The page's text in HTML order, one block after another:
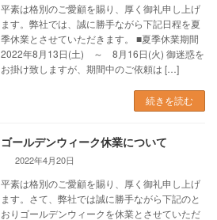
平素は格別のご愛顧を賜り、厚く御礼申し上げ
ます。弊社では、誠に勝手ながら下記日程を夏
季休業とさせていただきます。 ■夏季休業期間
2022年8月13日(土) ～ 8月16日(火) 御迷惑を
お掛け致しますが、期間中のご依頼は […]
続きを読む
ゴールデンウィーク休業について
2022年4月20日
平素は格別のご愛顧を賜り、厚く御礼申し上げ
ます。さて、弊社では誠に勝手ながら下記のと
おりゴールデンウィークを休業とさせていただ